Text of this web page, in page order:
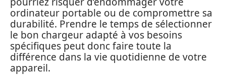
ordinateur portable ou de compromettre sa
durabilité. Prendre le temps de sélectionner
le bon chargeur adapté à vos besoins
spécifiques peut donc faire toute la
différence dans la vie quotidienne de votre
appareil.